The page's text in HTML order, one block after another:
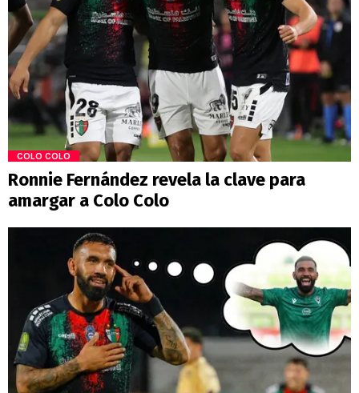
COLO COLO
Ronnie Fernández revela la clave para
amargar a Colo Colo